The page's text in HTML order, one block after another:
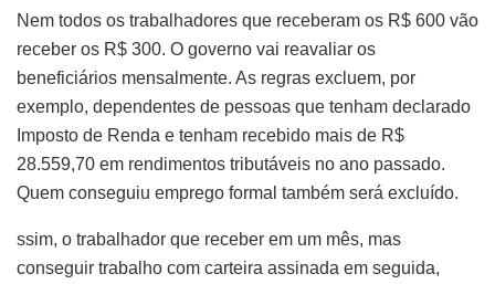
Nem todos os trabalhadores que receberam os R$ 600 vão
receber os R$ 300. O governo vai reavaliar os
beneficiários mensalmente. As regras excluem, por
exemplo, dependentes de pessoas que tenham declarado
Imposto de Renda e tenham recebido mais de R$
28.559,70 em rendimentos tributáveis no ano passado.
Quem conseguiu emprego formal também será excluído.
ssim, o trabalhador que receber em um mês, mas
conseguir trabalho com carteira assinada em seguida,